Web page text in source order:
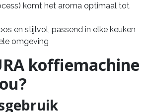
komt het aroma optimaal tot
en stijlvol, passend in elke keuken
omgeving
koffiemachine